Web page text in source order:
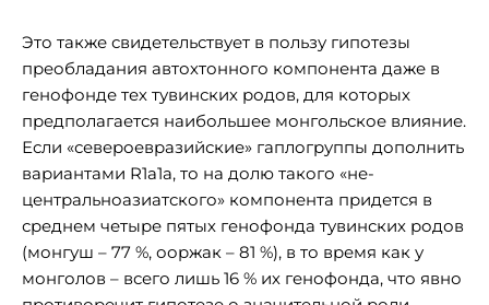
Это также свидетельствует в пользу гипотезы
преобладания автохтонного компонента даже в
генофонде тех тувинских родов, для которых
предполагается наибольшее монгольское влияние.
Если «североевразийские» гаплогруппы дополнить
вариантами R1a1a, то на долю такого «не-
центральноазиатского» компонента придется в
среднем четыре пятых генофонда тувинских родов
(монгуш – 77 %, ооржак – 81 %), в то время как у
монголов – всего лишь 16 % их генофонда, что явно